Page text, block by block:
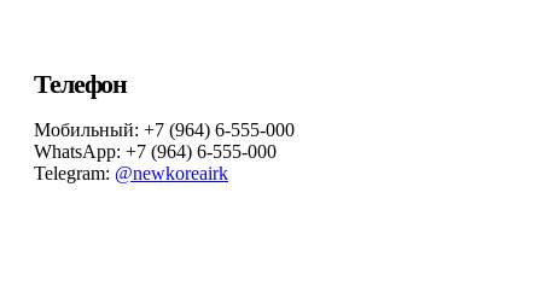
Телефон
Мобильный: +7 (964) 6-555-000
WhatsApp: +7 (964) 6-555-000
Telegram: @newkoreairk